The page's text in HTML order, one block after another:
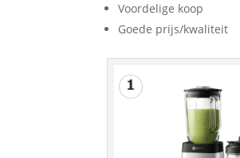
Voordelige koop
Goede prijs/kwaliteit